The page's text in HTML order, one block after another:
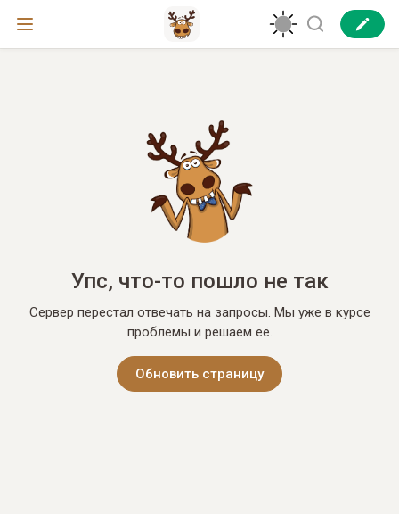
Упс, что-то пошло не так
Сервер перестал отвечать на запросы. Мы уже в курсе
проблемы и решаем её.
Обновить страницу